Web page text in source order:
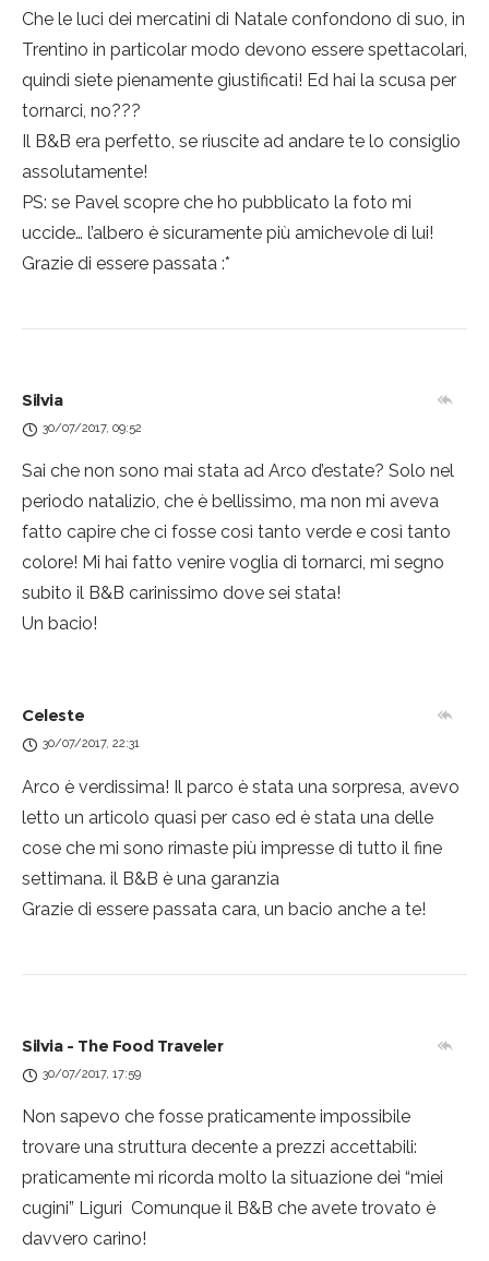
Che le luci dei mercatini di Natale confondono di suo, in
Trentino in particolar modo devono essere spettacolari,
quindi siete pienamente giustificati! Ed hai la scusa per
tornarci, no???
Il B&B era perfetto, se riuscite ad andare te lo consiglio
assolutamente!
PS: se Pavel scopre che ho pubblicato la foto mi
uccide… l’albero è sicuramente più amichevole di lui!
Grazie di essere passata :*
Silvia
30/07/2017, 09:52
Sai che non sono mai stata ad Arco d’estate? Solo nel
periodo natalizio, che è bellissimo, ma non mi aveva
fatto capire che ci fosse così tanto verde e così tanto
colore! Mi hai fatto venire voglia di tornarci, mi segno
subito il B&B carinissimo dove sei stata!
Un bacio!
Celeste
30/07/2017, 22:31
Arco è verdissima! Il parco è stata una sorpresa, avevo
letto un articolo quasi per caso ed è stata una delle
cose che mi sono rimaste più impresse di tutto il fine
settimana. il B&B è una garanzia
Grazie di essere passata cara, un bacio anche a te!
Silvia - The Food Traveler
30/07/2017, 17:59
Non sapevo che fosse praticamente impossibile
trovare una struttura decente a prezzi accettabili:
praticamente mi ricorda molto la situazione dei “miei
cugini” Liguri Comunque il B&B che avete trovato è
davvero carino!